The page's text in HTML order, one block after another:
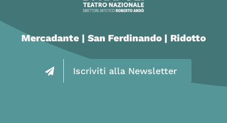
Mercadante | San Ferdinando | Ridotto
Iscriviti alla Newsletter